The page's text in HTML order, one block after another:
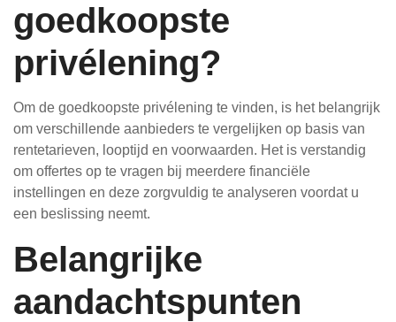
goedkoopste
privélening?
Om de goedkoopste privélening te vinden, is het belangrijk
om verschillende aanbieders te vergelijken op basis van
rentetarieven, looptijd en voorwaarden. Het is verstandig
om offertes op te vragen bij meerdere financiële
instellingen en deze zorgvuldig te analyseren voordat u
een beslissing neemt.
Belangrijke
aandachtspunten